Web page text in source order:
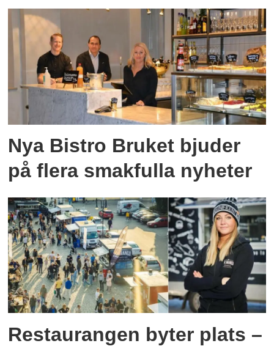
Nya Bistro Bruket bjuder
på flera smakfulla nyheter
Restaurangen byter plats –